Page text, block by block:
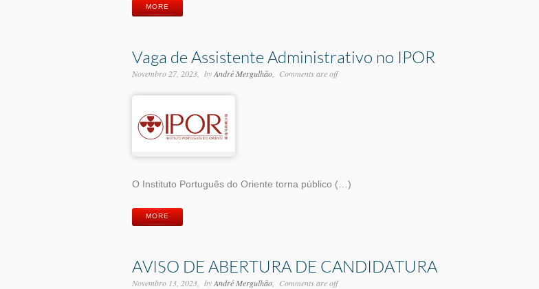
MORE
Vaga de Assistente Administrativo no IPOR
Novembro 27, 2023 byAndré Mergulhão Comments are off
O Instituto Português do Oriente torna público (…)
MORE
AVISO DE ABERTURA DE CANDIDATURA
Novembro 13, 2023 byAndré Mergulhão Comments are off